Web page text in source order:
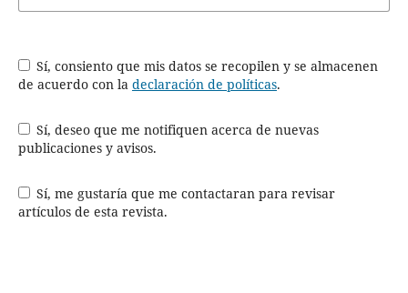
Sí, consiento que mis datos se recopilen y se almacenen
de acuerdo con la declaración de políticas.
Sí, deseo que me notifiquen acerca de nuevas
publicaciones y avisos.
Sí, me gustaría que me contactaran para revisar
artículos de esta revista.